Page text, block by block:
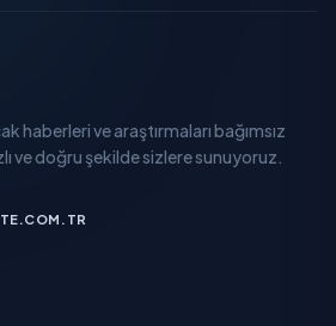
haberleri ve araştırmaları bağımsız
ve doğru şekilde sizlere sunuyoruz.